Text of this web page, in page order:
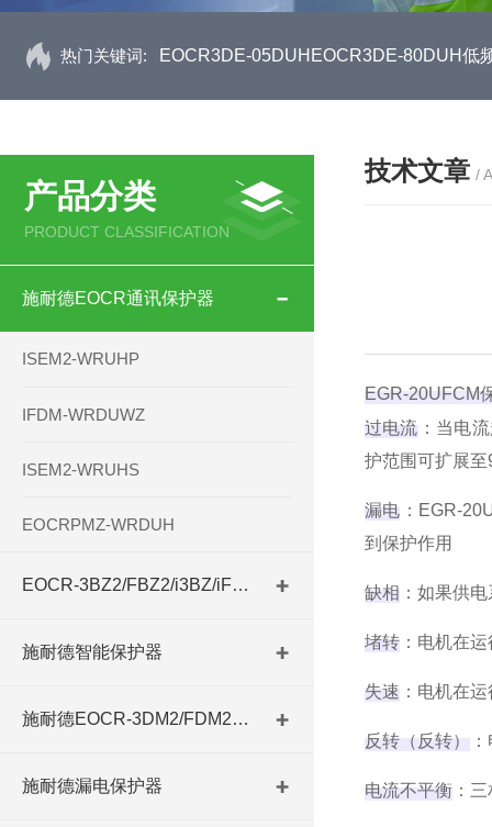
热门关键词: EOCR3DE-05DUHEOCR3DE-80DUH低
产品分类
PRODUCT CLASSIFICATION
施耐德EOCR通讯保护器
ISEM2-WRUHP
IFDM-WRDUWZ
ISEM2-WRUHS
EOCRPMZ-WRDUH
EOCR-3BZ2/FBZ2/i3BZ/iFBZ
施耐德智能保护器
施耐德EOCR-3DM2/FDM2系列
施耐德漏电保护器
技术文章 /
EGR-20UFCM
过电流 ：当电
护范围可扩展至
漏电 ：EGR-
到保护作用‌
缺相 ：如果供
堵转：电机在运
失速 ：电机在
反转（反转）
电流不平衡：三